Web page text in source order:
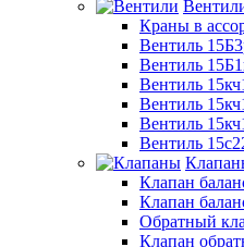
Краны в
Вентиль
Вентиль
Вентиль
Вентиль
Вентиль
Вентиль
Клапан
Клапан
Обратный
Клапан